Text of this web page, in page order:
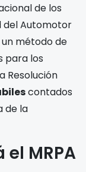
de los
del Automotor
método de
para los
Resolución
contados
de la
MRPA